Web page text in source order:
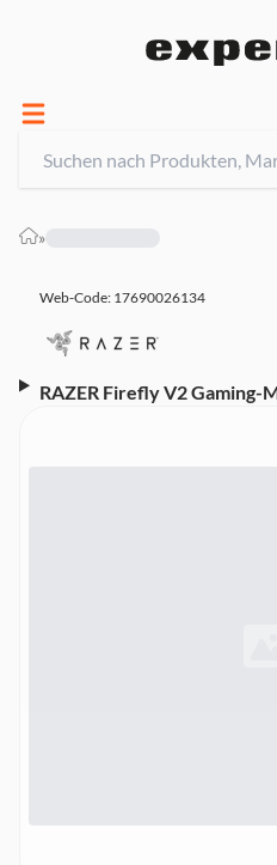
»
Web-Code: 17690026134
RAZER Firefly V2 Gaming-